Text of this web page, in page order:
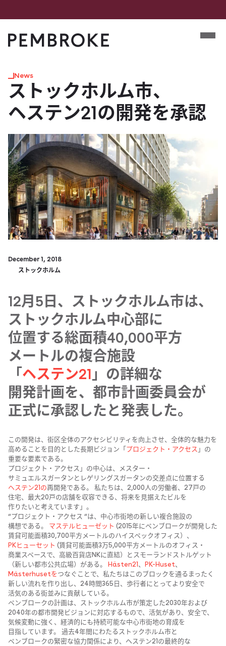
to
content
Mobile
News
ストックホルム市、​
ヘステン21の​開発を​承認
Regeringsgatan View
December 1, 2018
ストックホルム
12月​5日、​ストックホルム市は、​
ストックホルム中心部に​
位置する​総面積40,000平方​
メートルの​複合施設​
「 ヘステン21 」の​詳細な​
開発計画を、​都市計画委員会が​
正式に​承認したと​発表した。​
この​開発は、​街区全体の​アクセシビリティを​向上させ、​全体​的な​魅力を​
高める​ことを​目的とした​長期ビジョン​「 プロジェクト・アクセス 」の​
重要な​要素である。
プロジェクト・アクセス」の​中心は、​メスター・
サミュエルスガータンと​レゲリングスガータンの​交差点に​位置する
ヘステン21の​再開発である。​ 私たちは、​2,000人の​労働者、​27戸の​
住宅、​最大20戸の​店舗を​収容できる、​将来を​見据えた​ビルを​
作りたいと​考えています」。
“プロジェクト・アクセス “は、​中心市街地の​新しい​複合施設の​
構想である。​ マステルヒューゼット (2015年に​ペンブロークが​開発した​
賃貸可能面積30,700平方​メートルの​ハイスペックオフィス）、
PKヒューセット (賃貸可能面積3万5,000平方​メートルの​オフィス・
商業スペースで、​高級百貨店NKに​直結）​と​スモーランドストルゲット​
（新しい​都市公共広場）が​ある。​
Hästen21 、 ​PK-Huset、
Mästerhusetを​つなぐ​ことで、​私たちは​この​ブロックを​通る​まったく​
新しい​流れを​作り出し、​24時間365日、​歩行者に​とってより​安全で​
活気の​ある​街並みに​貢献している。
ペンブロークの​計画は、​ストックホルム市が​策定した​2030年および​
2040年の​都市開発ビジョンに​対応する​もので、​活気が​あり、​安全で、​
気候変動に​強く、​経済的にも​持続可能な​中心市街地の​育成を​
目指しています。​ 過去4年間に​わたる​ストックホルム市と​
ペンブロークの​緊密な​協力関係に​より、​ヘステン21の​最終的な​